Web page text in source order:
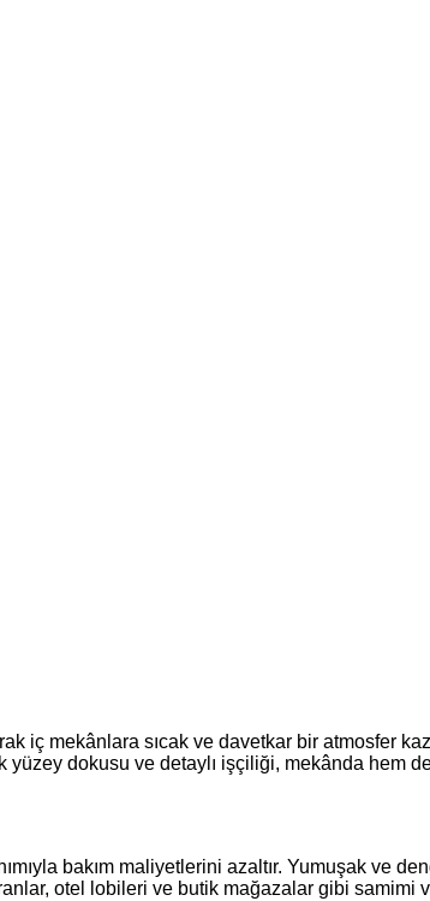
iç mekânlara sıcak ve davetkar bir atmosfer
yüzey dokusu ve detaylı işçiliği, mekânda hem
bakım maliyetlerini azaltır. Yumuşak ve
otel lobileri ve butik mağazalar gibi samimi